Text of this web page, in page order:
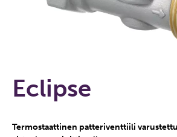
Eclipse
Termostaattinen patteriventtiili